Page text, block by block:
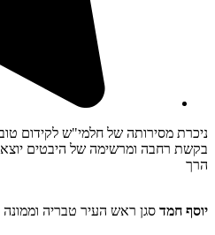
ניכרת מסירותה של חלמי"ש לקידום
בקשת רחבה ומרשימה של היבטים
הרך
יוסף חמד סגן ראש העיר טבריה וממונה